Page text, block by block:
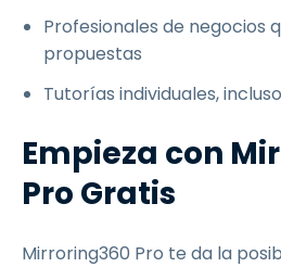
Profesionales de negocios
propuestas
Tutorías individuales,
Empieza con
Pro Gratis
Mirroring360 Pro te da la